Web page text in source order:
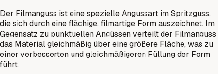
Der Filmanguss ist eine spezielle Angussart im Spritzguss,
die sich durch eine flächige, filmartige Form auszeichnet. Im
Gegensatz zu punktuellen Angüssen verteilt der Filmanguss
das Material gleichmäßig über eine größere Fläche, was zu
einer verbesserten und gleichmäßigeren Füllung der Form
führt.